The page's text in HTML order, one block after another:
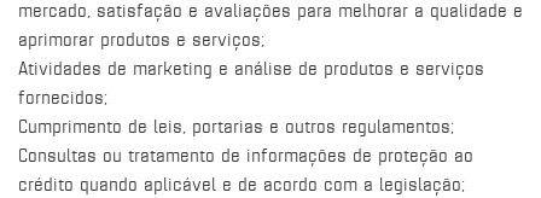
mercado, satisfação e avaliações para melhorar a qualidade e
aprimorar produtos e serviços;
Atividades de marketing e análise de produtos e serviços
fornecidos;
Cumprimento de leis, portarias e outros regulamentos;
Consultas ou tratamento de informações de proteção ao
crédito quando aplicável e de acordo com a legislação;